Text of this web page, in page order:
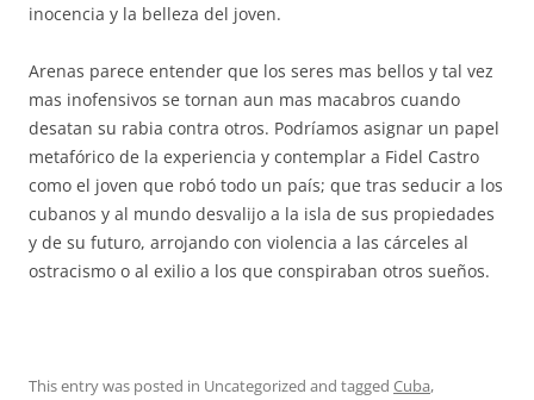
inocencia y la belleza del joven.
Arenas parece entender que los seres mas bellos y tal vez
mas inofensivos se tornan aun mas macabros cuando
desatan su rabia contra otros. Podríamos asignar un papel
metafórico de la experiencia y contemplar a Fidel Castro
como el joven que robó todo un país; que tras seducir a los
cubanos y al mundo desvalijo a la isla de sus propiedades
y de su futuro, arrojando con violencia a las cárceles al
ostracismo o al exilio a los que conspiraban otros sueños.
This entry was posted in Uncategorized and tagged Cuba,